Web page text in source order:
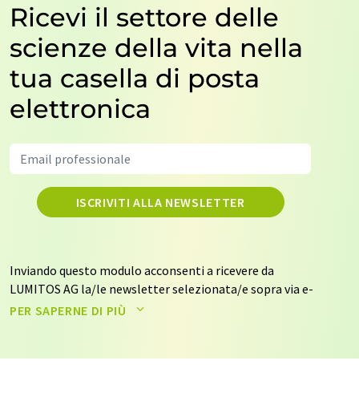
Ricevi il settore delle
scienze della vita nella
tua casella di posta
elettronica
ISCRIVITI ALLA NEWSLETTER
Inviando questo modulo acconsenti a ricevere da
LUMITOS AG la/le newsletter selezionata/e sopra via e-
mail. I tuoi dati non saranno trasmessi a terzi. I tuoi dati
contattarti via e-mail per scopi pubblicitari o per
PER SAPERNE DI PIÙ